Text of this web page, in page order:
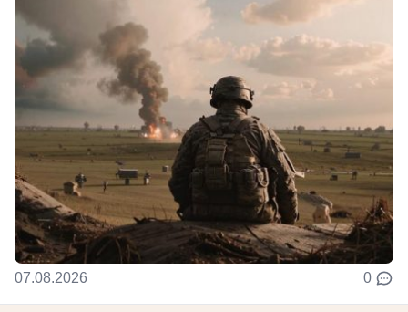
07.08.2026 0